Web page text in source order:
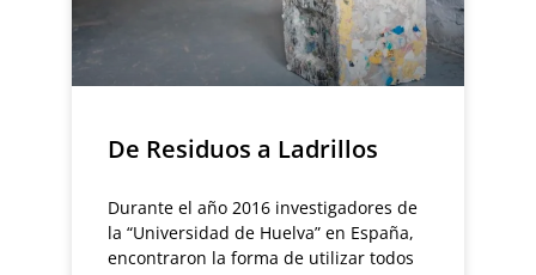
De Residuos a Ladrillos
Durante el año 2016 investigadores de
la “Universidad de Huelva” en España,
encontraron la forma de utilizar todos